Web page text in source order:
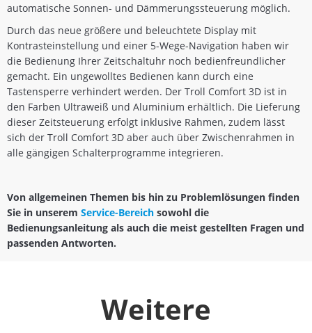
automatische Sonnen- und Dämmerungssteuerung möglich.
Durch das neue größere und beleuchtete Display mit
Kontrasteinstellung und einer 5-Wege-Navigation haben wir
die Bedienung Ihrer Zeitschaltuhr noch bedienfreundlicher
gemacht. Ein ungewolltes Bedienen kann durch eine
Tastensperre verhindert werden. Der Troll Comfort 3D ist in
den Farben Ultraweiß und Aluminium erhältlich. Die Lieferung
dieser Zeitsteuerung erfolgt inklusive Rahmen, zudem lässt
sich der Troll Comfort 3D aber auch über Zwischenrahmen in
alle gängigen Schalterprogramme integrieren.
Von allgemeinen Themen bis hin zu Problemlösungen finden
Sie in unserem Service-Bereich sowohl die
Bedienungsanleitung als auch die meist gestellten Fragen und
passenden Antworten.
Weitere